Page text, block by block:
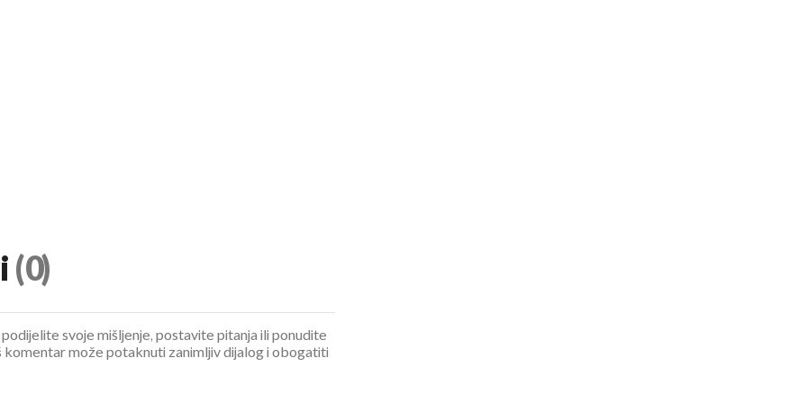
(0)
svoje mišljenje, postavite pitanja ili ponudite
komentar može potaknuti zanimljiv dijalog i obogatiti